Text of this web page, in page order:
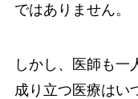
ではありません。
しかし、医師も一
成り立つ医療はい